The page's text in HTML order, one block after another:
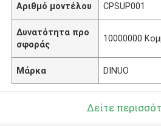
Αριθμό μοντέλου CPSUP001
Δυνατότητα προ
σφοράς
10000000
Μάρκα DINUO
Δείτε